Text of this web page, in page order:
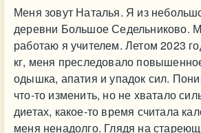
Меня зовут Наталья. Я из
деревни Большое Седельниково.
работаю я учителем. Летом 2023
кг, меня преследовало
одышка, апатия и упадок сил.
что-то изменить, но не хватало
диетах, какое-то время считала
меня ненадолго. Глядя на